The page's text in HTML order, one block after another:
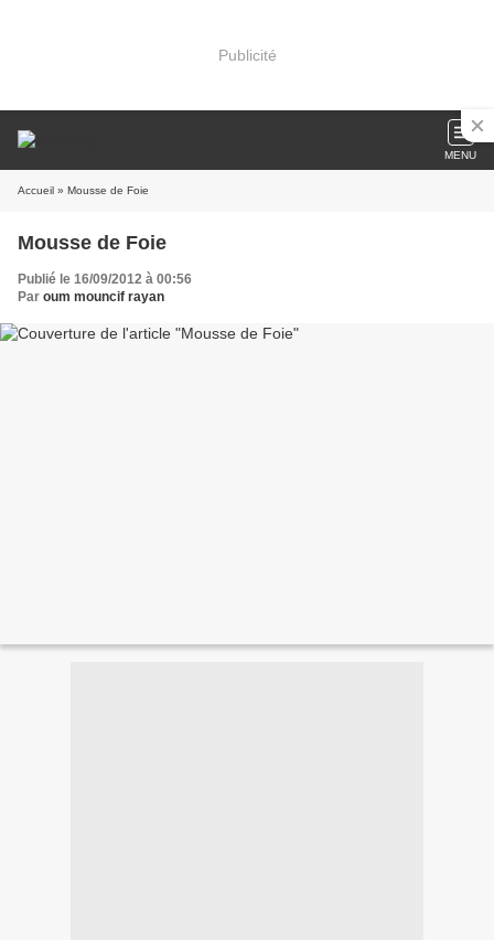
Publicité
MENU
Accueil » Mousse de Foie
Mousse de Foie
Publié le 16/09/2012 à 00:56
Par oum mouncif rayan